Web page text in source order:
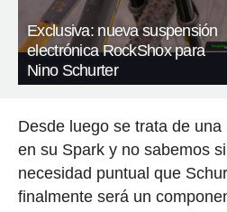
Exclusiva: nueva suspensión
electrónica RockShox para
Nino Schurter
Desde luego se trata de
en su Spark y no sabemos
necesidad puntual que
finalmente será un